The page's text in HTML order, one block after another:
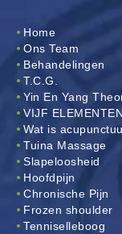
Home
Ons Team
Behandelingen
T.C.G.
Yin En Yang
VIJF ELEMENTEN
Wat is
Tuina Massage
Slapeloosheid
Hoofdpijn
Chronische Pijn
Frozen shoulder
Tenniselleboog